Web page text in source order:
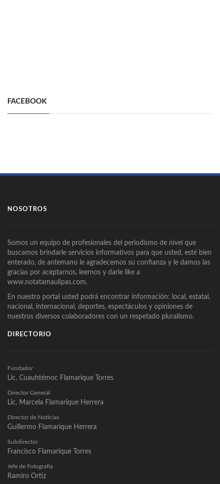
FACEBOOK
NOSOTROS
Somos un equipo de profesionales del periodismo de nivel que
buscamos brindarle servicios informativos para que usted, esté bien
enterado, de antemano le agradecemos su confianza y le damos las
gracias por aceptarnos, leernos y darle like a
www.notatamaulipas.com.
En nuestro portal usted podrá encontrar información: local, estatal,
nacional, internacional, deportes, espectáculos y opiniones de
nuestros diversos colaboradores con un respetado pluralismo.
DIRECTORIO
Fundador
Lic. Cuauhtémoc Flamarique Torres
Director General
Lic. Marcela Flamarique Herrera
Director de Noticias
Guillermo Flamarique Herrera
Subdirector
Francisco Flamarique Torres
Jefe de Fotografía
Ramiro Ortíz